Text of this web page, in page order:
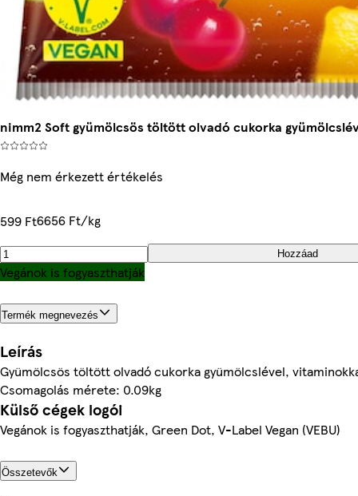
nimm2 Soft gyümölcsös töltött olvadó cukorka
Még nem érkezett értékelés
599 Ft6656 Ft/kg
Hozzáad
Vegánok is fogyaszthatják
Termék megnevezés
Leírás
Gyümölcsös töltött olvadó cukorka gyümölcslével,
Csomagolás mérete: 0.09kg
Külső cégek logói
Vegánok is fogyaszthatják, Green Dot, V-Label Vegan (VEBU)
Összetevők